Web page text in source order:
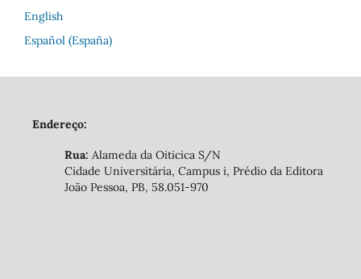
English
Español (España)
Endereço:
Rua: Alameda da Oiticica S/N
Cidade Universitária, Campus i, Prédio da Editora
João Pessoa, PB, 58.051-970